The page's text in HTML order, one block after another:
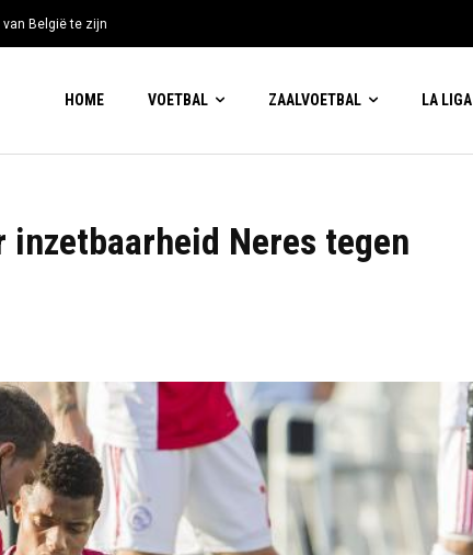
van België te zijn
HOME VOETBAL ZAALVOETBAL LA LIGA
inzetbaarheid Neres tegen